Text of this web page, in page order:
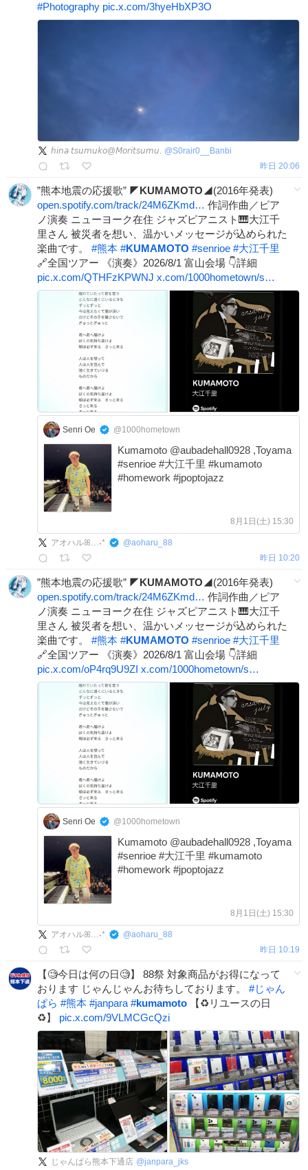
#Photography pic.x.com/3hyeHbXP3O
𝘩𝘪𝘯𝘢 𝘵𝘴𝘶𝘮𝘶𝘬𝘰@𝘔𝘰𝘳𝘪𝘵𝘴𝘶𝘮𝘶. @S0rair0__Banbi
昨日 20:06
”熊本地震の応援歌” ◤KUMAMOTO ◢(2016年発表)
open.spotify.com/track/24M6ZKmd… 作詞作曲／ピア
ノ演奏 ニューヨーク在住 ジャズピアニスト🎹大江千
里さん 被災者を想い、温かいメッセージが込められた
楽曲です。 #熊本 #KUMAMOTO #senrioe #大江千里
🔗全国ツアー 《演奏》2026/8/1 富山会場 👇詳細
pic.x.com/QTHFzKPWNJ x.com/1000hometown/s…
Senri Oe @1000hometown
Kumamoto @aubadehall0928 ,Toyama
#senrioe #大江千里 #kumamoto
#homework #jpoptojazz
8月1日(土) 15:30
アオハルꕤ…˖* @aoharu_88
昨日 10:20
”熊本地震の応援歌” ◤KUMAMOTO ◢(2016年発表)
open.spotify.com/track/24M6ZKmd… 作詞作曲／ピア
ノ演奏 ニューヨーク在住 ジャズピアニスト🎹大江千
里さん 被災者を想い、温かいメッセージが込められた
楽曲です。 #熊本 #KUMAMOTO #senrioe #大江千里
🔗全国ツアー 《演奏》2026/8/1 富山会場 👇詳細
pic.x.com/oP4rq9U9ZI x.com/1000hometown/s…
Senri Oe @1000hometown
Kumamoto @aubadehall0928 ,Toyama
#senrioe #大江千里 #kumamoto
#homework #jpoptojazz
8月1日(土) 15:30
アオハルꕤ…˖* @aoharu_88
昨日 10:19
【🧐今日は何の日🧐】 88祭 対象商品がお得になって
おります じゃんじゃんお待ちしております。 #じゃん
ぱら #熊本 #janpara #kumamoto 【♻️リユースの日
♻️】 pic.x.com/9VLMCGcQzi
じゃんぱら熊本下通店 @janpara_jks